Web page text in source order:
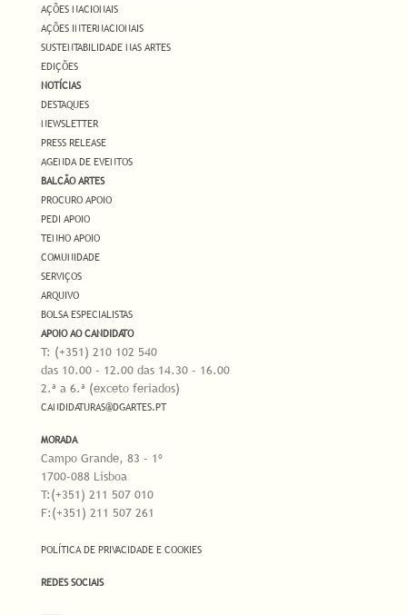
AÇÕES NACIONAIS
AÇÕES INTERNACIONAIS
SUSTENTABILIDADE NAS ARTES
EDIÇÕES
NOTÍCIAS
DESTAQUES
NEWSLETTER
PRESS RELEASE
AGENDA DE EVENTOS
BALCÃO ARTES
PROCURO APOIO
PEDI APOIO
TENHO APOIO
COMUNIDADE
SERVIÇOS
ARQUIVO
BOLSA ESPECIALISTAS
APOIO AO CANDIDATO
T: (+351) 210 102 540
das 10.00 - 12.00 das 14.30 - 16.00
2.ª a 6.ª (exceto feriados)
CANDIDATURAS@DGARTES.PT
MORADA
Campo Grande, 83 - 1º
1700-088 Lisboa
T:(+351) 211 507 010
F:(+351) 211 507 261
POLÍTICA DE PRIVACIDADE E COOKIES
REDES SOCIAIS